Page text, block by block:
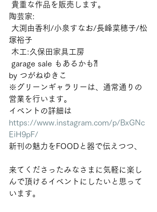
貴重な作品を販売します。
陶芸家:
塚裕子
木工:久保田家具工房
garage sale もあるかも⁈
by つがねゆきこ
※グリーンギャラリーは、通常通りの
営業を行います。
イベントの詳細は
https://www.instagram.com/p/BxGNc
EiH9pF/
新刊の魅力をFOODと器で伝えつつ、
来てくださったみなさまに気軽に楽し
んで頂けるイベントにしたいと思って
います。